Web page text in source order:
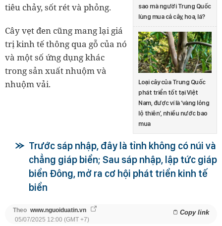
sao mà người Trung Quốc
lùng mua cả cây, hoa, lá?
Loại cây của Trung Quốc
phát triển tốt tại Việt
Nam, được ví là ‘vàng lỏng
lộ thiên’, nhiều nước bao
mua
tiêu chảy, sốt rét và phỏng.
Cây vẹt đen cũng mang lại giá
trị kinh tế thông qua gỗ của nó
và một số ứng dụng khác
trong sản xuất nhuộm và
nhuộm vải.
Trước sáp nhập, đây là tỉnh không có núi và
chẳng giáp biển; Sau sáp nhập, lập tức giáp
biển Đông, mở ra cơ hội phát triển kinh tế
biển
Theo www.nguoiduatin.vn Copy link
05/07/2025 12:00 (GMT +7)